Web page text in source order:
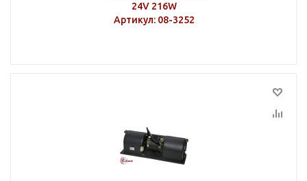
24V 216W
Артикул: 08-3252